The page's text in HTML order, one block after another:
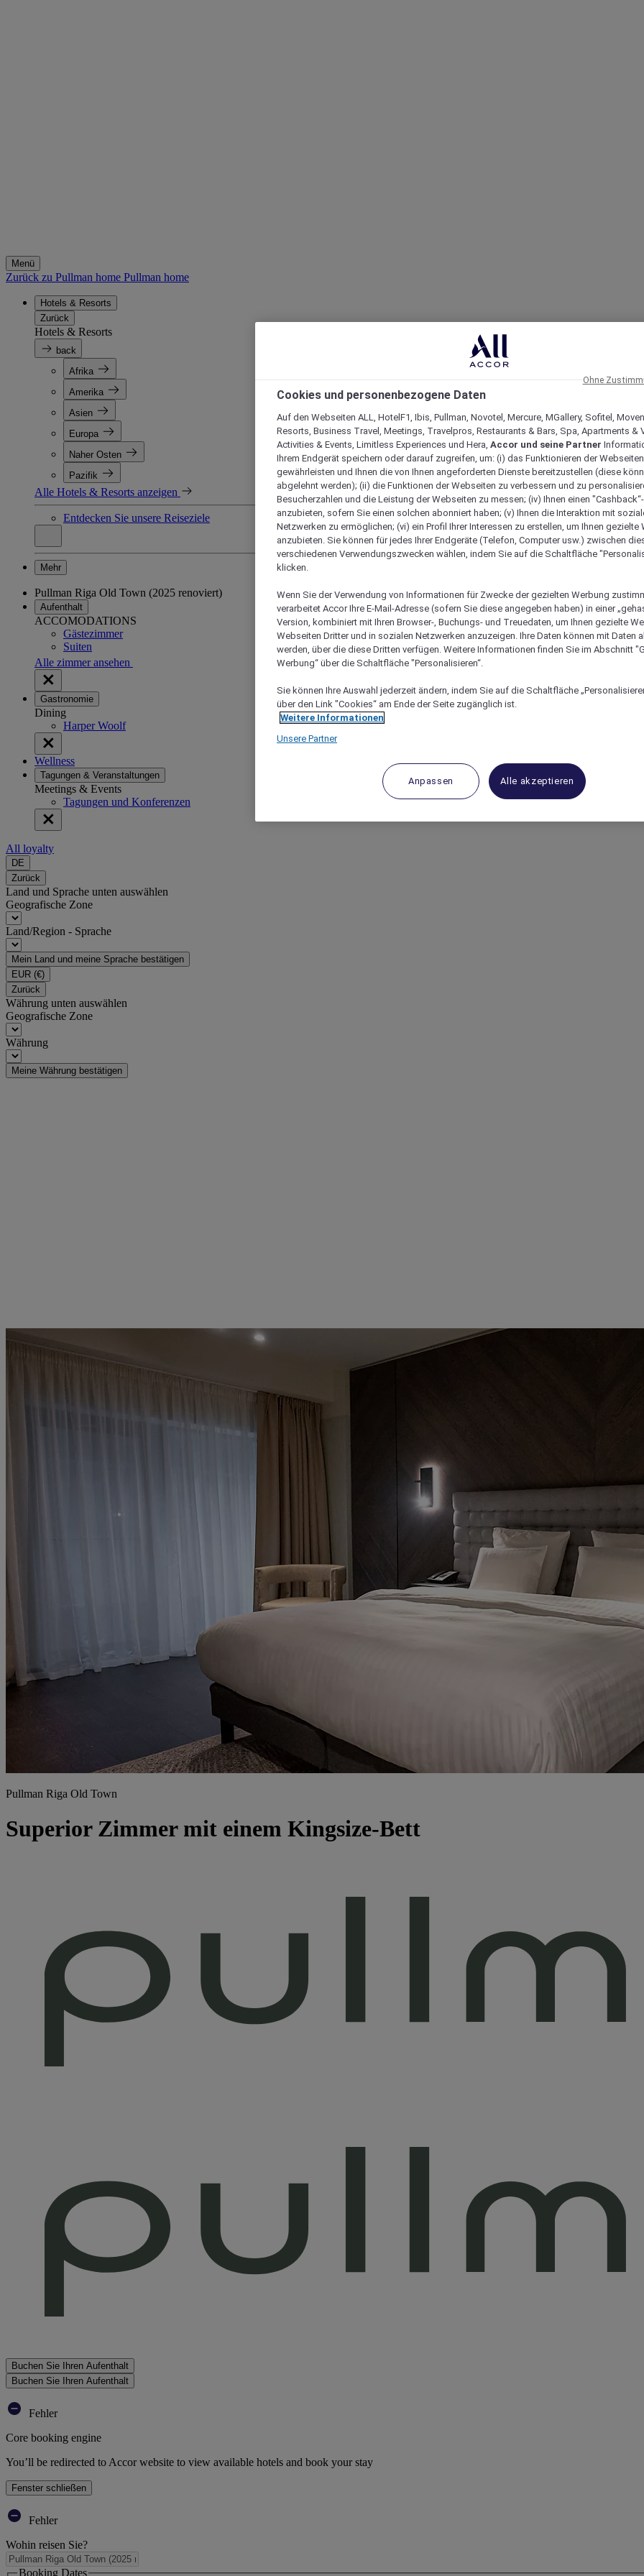
Menü
Zurück zu Pullman home Pullman home
Hotels & Resorts
Zurück
Hotels & Resorts
back
Afrika
Amerika
Asien
Europa
Naher Osten
Pazifik
Alle Hotels & Resorts anzeigen
Entdecken Sie unsere Reiseziele
Mehr
Pullman Riga Old Town (2025 renoviert)
Aufenthalt
ACCOMODATIONS
Gästezimmer
Suiten
Alle zimmer ansehen
Gastronomie
Dining
Harper Woolf
Wellness
Tagungen & Veranstaltungen
Meetings & Events
Tagungen und Konferenzen
All loyalty
DE
Zurück
Land und Sprache unten auswählen
Geografische Zone
Land/Region - Sprache
Mein Land und meine Sprache bestätigen
EUR (€)
Zurück
Währung unten auswählen
Geografische Zone
Währung
Meine Währung bestätigen
Pullman Riga Old Town
Superior Zimmer mit einem Kingsize-Bett
Buchen Sie Ihren Aufenthalt
Buchen Sie Ihren Aufenthalt
Fehler
Core booking engine
You’ll be redirected to Accor website to view available hotels and book your stay
Fenster schließen
Fehler
Wohin reisen Sie?
Booking Dates
Cookies und personenbezogene Daten
Auf den Webseiten ALL, HotelF1, Ibis, Pullman, Novotel, Mercure, MGallery, Sofitel,
Resorts, Business Travel, Meetings, Travelpros, Restaurants & Bars, Spa, Apartments &
Activities & Events, Limitless Experiences und Hera, Accor und seine Partner
Ihrem Endgerät speichern oder darauf zugreifen, um: (i) das Funktionieren der
gewährleisten und Ihnen die von Ihnen angeforderten Dienste bereitzustellen (diese
abgelehnt werden); (ii) die Funktionen der Webseiten zu verbessern und zu
Besucherzahlen und die Leistung der Webseiten zu messen; (iv) Ihnen einen
anzubieten, sofern Sie einen solchen abonniert haben; (v) Ihnen die Interaktion mit
Netzwerken zu ermöglichen; (vi) ein Profil Ihrer Interessen zu erstellen, um Ihnen gezielte
anzubieten. Sie können für jedes Ihrer Endgeräte (Telefon, Computer usw.) zwischen
verschiedenen Verwendungszwecken wählen, indem Sie auf die Schaltfläche
klicken.
Wenn Sie der Verwendung von Informationen für Zwecke der gezielten Werbung
verarbeitet Accor Ihre E-Mail-Adresse (sofern Sie diese angegeben haben) in einer
Version, kombiniert mit Ihren Browser-, Buchungs- und Treuedaten, um Ihnen gezielte
Webseiten Dritter und in sozialen Netzwerken anzuzeigen. Ihre Daten können mit Daten
werden, über die diese Dritten verfügen. Weitere Informationen finden Sie im Abschnitt
Werbung“ über die Schaltfläche "Personalisieren“.
Sie können Ihre Auswahl jederzeit ändern, indem Sie auf die Schaltfläche
über den Link "Cookies“ am Ende der Seite zugänglich ist.
Weitere Informationen
Unsere Partner
Anpassen Alle akzeptieren
Ohne